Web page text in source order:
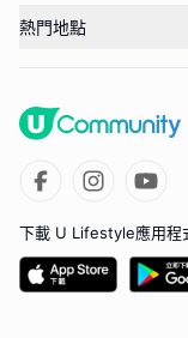
熱門地點
下載 U Lifestyle應用程